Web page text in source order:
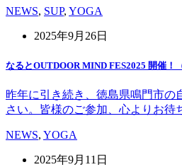
NEWS, SUP, YOGA
2025年9月26日
なるとOUTDOOR MIND FES2025 開催！
昨年に引き続き、徳島県鳴門市の
さい。皆様のご参加、心よりお
NEWS, YOGA
2025年9月11日